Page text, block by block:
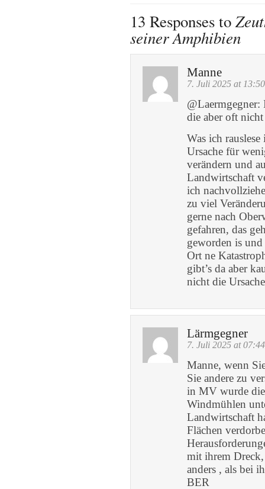
13 Responses to
seiner Amphibien
Manne
7. Juli 2025 at 13:50
die aber oft
Was ich
Ursache für
verändern und
Landwirtschaft
ich
zu viel
gerne nach
gefahren, das
geworden is
Ort ne
gibt’s da aber
nicht die
Lärmgegner
7. Juli 2025 at 07:44
Manne, wenn
Sie andere zu
in MV wurde
Windmühlen
Landwirtschaft
Flächen
mit ihrem
anders , als bei
BER